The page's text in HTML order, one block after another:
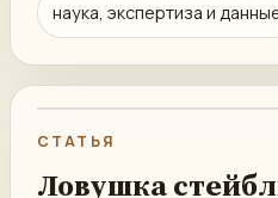
наука, экспертиза и
СТАТЬЯ
Ловушка